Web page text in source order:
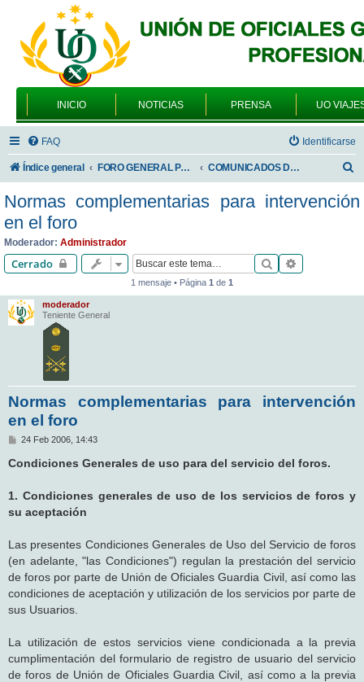
INICIO NOTICIAS PRENSA UO
FAQ Identificarse
Índice general FORO GENERAL PARA TODOS LOS USUARIOS COMUNICADOS DE LA UNIÓN DE OFICIALES
s
Normas complementarias para intervención
en el foro
Moderador: Administrador
Cerrado Buscar
1 mensaje • Página 1 de 1
moderador
Teniente General
Normas complementarias para intervención
en el foro
M
n
s
24 Feb 2006, 14:43
Condiciones Generales de uso para del servicio del foros.
1. Condiciones generales de uso de los servicios de foros y
su aceptación
Las presentes Condiciones Generales de Uso del Servicio de foros
(en adelante, "las Condiciones") regulan la prestación del servicio
de foros por parte de Unión de Oficiales Guardia Civil, así como las
condiciones de aceptación y utilización de los servicios por parte de
sus Usuarios.
La utilización de estos servicios viene condicionada a la previa
cumplimentación del formulario de registro de usuario del servicio
de foros de Unión de Oficiales Guardia Civil, así como a la previa